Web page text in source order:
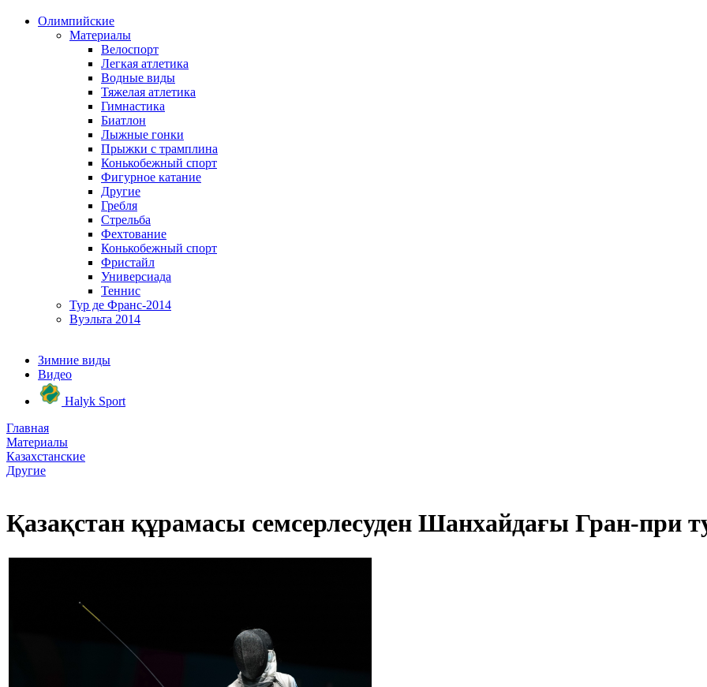
Олимпийские
Материалы
Велоспорт
Легкая атлетика
Водные виды
Тяжелая атлетика
Гимнастика
Биатлон
Лыжные гонки
Прыжки с трамплина
Конькобежный спорт
Фигурное катание
Другие
Гребля
Стрельба
Фехтование
Конькобежный спорт
Фристайл
Универсиада
Теннис
Тур де Франс-2014
Вуэльта 2014
Зимние виды
Видео
Halyk Sport
Главная
Материалы
Казахстанские
Другие
Қазақстан құрамасы семсерлесуден Шанхайдағы Гран-при